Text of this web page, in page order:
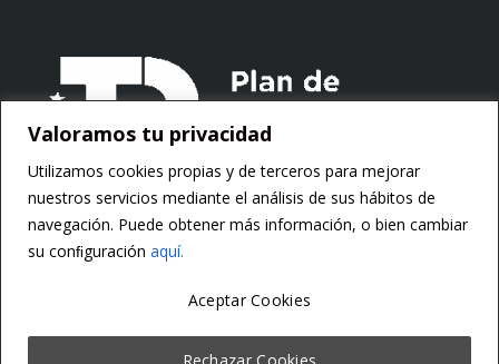
Valoramos tu privacidad
Utilizamos cookies propias y de terceros para mejorar
nuestros servicios mediante el análisis de sus hábitos de
navegación. Puede obtener más información, o bien cambiar
su conﬁguración aquí.
Rechazar Cookies
Aceptar Cookies